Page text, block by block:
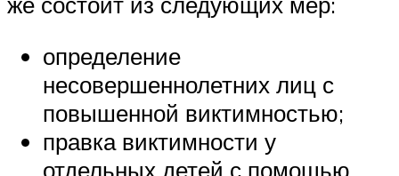
определение
несовершеннолетних лиц с
повышенной виктимностью;
правка виктимности у
отдельных детей с помощью